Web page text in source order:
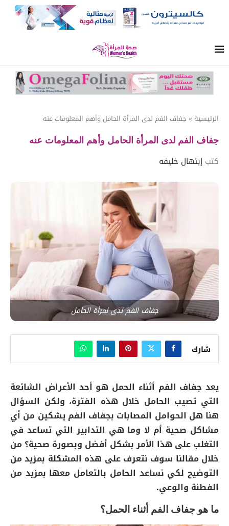
الرئيسية » جفاف الفم لدى المرأة الحامل وأهم المعلومات عنه
جفاف الفم لدى المرأة الحامل وأهم المعلومات عنه
كتب إبتهال خليفه
جفاف الفم لدى لمرأة الحامل
شارك
يعد جفاف الفم أثناء الحمل هو أحد الأعراض الشائعة
التي تصيب الحامل خلال هذه الفترة، ولكن السؤال
هنا هل الحوامل المصابات بجفاف الفم يشكين من أي
مشاكل صحية أم لا وما هي التدابير التي تساعد في
التغلب على هذا الأمر بشكل أفضل وبصورة صحية؟ من
خلال مقالنا سوف نتعرف على هذه المشكلة بمزيد من
التوضيح لكي نساعد الحامل بالتعامل معها بمزيد من
الفطنة والوعي.
ما هو جفاف الفم أثناء الحمل؟